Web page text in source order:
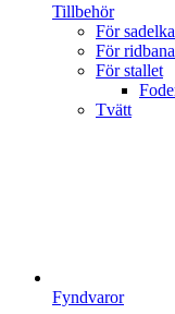
Tillbehör
För
För
För stallet
Tvätt
Fyndvaror